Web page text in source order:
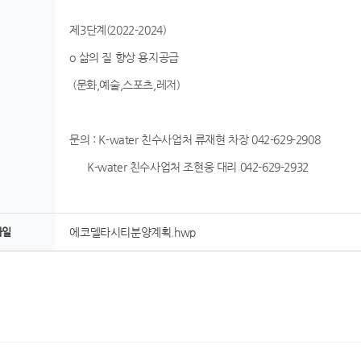
제3단계(2022-2024)
o 삶의 질 향상 용지공급
(문화,예술,스포츠,레저)
문의 : K-water 친수사업처 류재현 차장 042-629-2908
K-water 친수사업처 조현웅 대리 042-629-2932
에코델타시티분양계획.hwp